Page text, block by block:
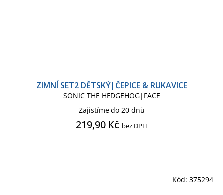
ZIMNÍ SET2 DĚTSKÝ|ČEPICE & RUKAVICE
SONIC THE HEDGEHOG|FACE
Zajistíme do 20 dnů
219,90 Kč bez DPH
Kód: 375294